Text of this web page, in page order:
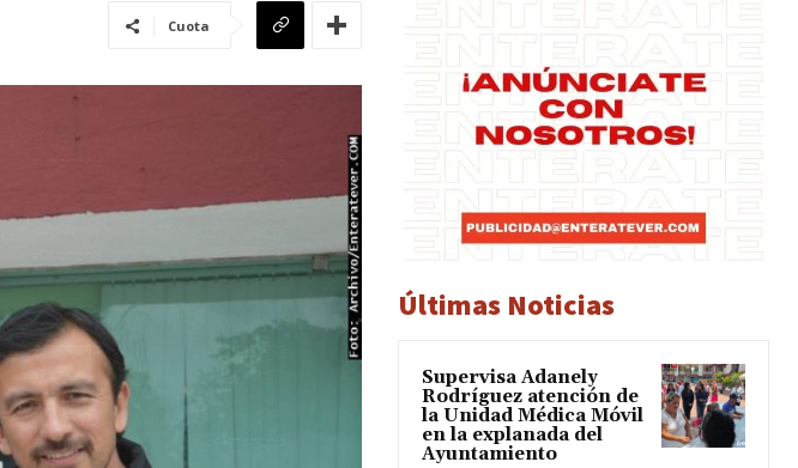
Cuota
Últimas Noticias
Supervisa Adanely
Rodríguez atención de
la Unidad Médica Móvil
en la explanada del
Ayuntamiento